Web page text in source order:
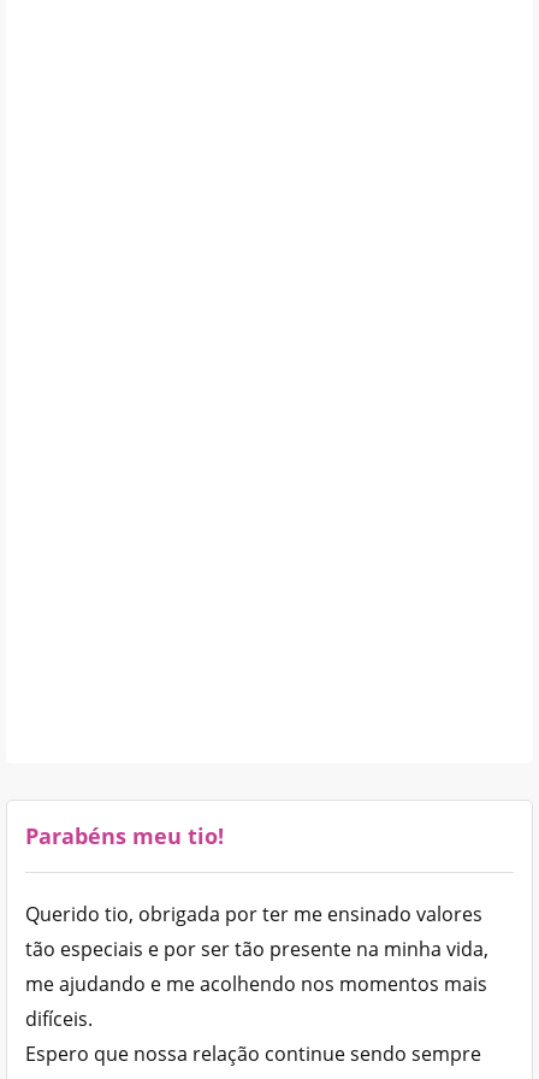
Parabéns meu tio!
Querido tio, obrigada por ter me ensinado valores
tão especiais e por ser tão presente na minha vida,
me ajudando e me acolhendo nos momentos mais
difíceis.
Espero que nossa relação continue sendo sempre